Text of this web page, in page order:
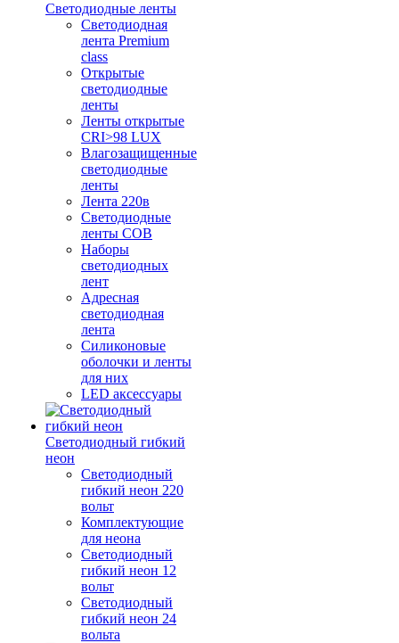
Светодиодные ленты
Светодиодная
лента Premium
class
Открытые
светодиодные
ленты
Ленты открытые
CRI>98 LUX
Влагозащищенные
светодиодные
ленты
Лента 220в
Светодиодные
ленты COB
Наборы
светодиодных
лент
Адресная
светодиодная
лента
Силиконовые
оболочки и ленты
для них
LED аксессуары
Светодиодный гибкий
неон
Светодиодный
гибкий неон 220
вольт
Комплектующие
для неона
Светодиодный
гибкий неон 12
вольт
Светодиодный
гибкий неон 24
вольта